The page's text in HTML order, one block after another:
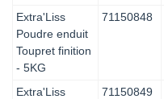
Extra'Liss
Poudre enduit
Toupret finition
- 5KG
71150848
Extra'Liss
71150849